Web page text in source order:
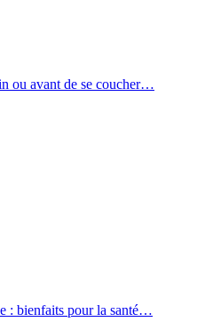
ou avant de se coucher…
: bienfaits pour la santé…